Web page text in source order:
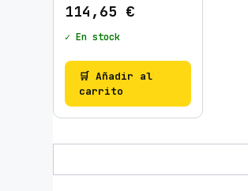
114,65 €
✓ En stock
🛒 Añadir al
carrito